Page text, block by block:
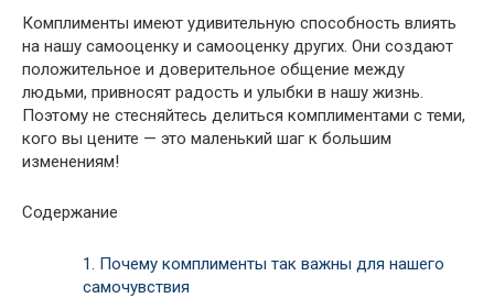
Комплименты имеют удивительную способность влиять
на нашу самооценку и самооценку других. Они создают
положительное и доверительное общение между
людьми, привносят радость и улыбки в нашу жизнь.
Поэтому не стесняйтесь делиться комплиментами с теми,
кого вы цените — это маленький шаг к большим
изменениям!
Содержание
1. Почему комплименты так важны для нашего
самочувствия